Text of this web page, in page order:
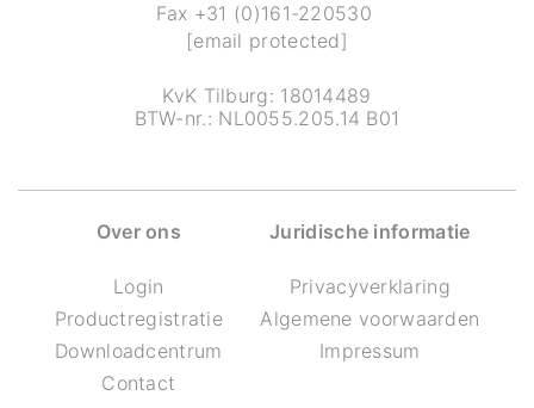
Fax +31 (0)161-220530
[email protected]
KvK Tilburg: 18014489
BTW-nr.: NL0055.205.14 B01
Over ons
Login
Productregistratie
Downloadcentrum
Contact
Juridische informatie
Privacyverklaring
Algemene voorwaarden
Impressum